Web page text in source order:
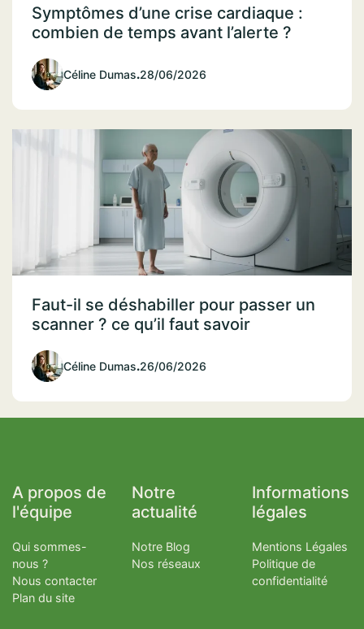
Symptômes d’une crise cardiaque :
combien de temps avant l’alerte ?
Céline Dumas.28/06/2026
Faut-il se déshabiller pour passer un
scanner ? ce qu’il faut savoir
Céline Dumas.26/06/2026
A propos de
l'équipe
Qui sommes-
nous ?
Nous contacter
Plan du site
Notre
actualité
Notre Blog
Nos réseaux
Informations
légales
Mentions Légales
Politique de
confidentialité